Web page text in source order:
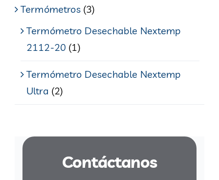
Termómetros (3)
Termómetro Desechable Nextemp
2112-20 (1)
Termómetro Desechable Nextemp
Ultra (2)
Contáctanos